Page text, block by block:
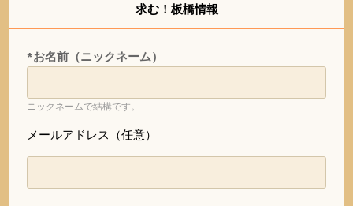
求む！板橋情報
*お名前（ニックネーム）
ニックネームで結構です。
メールアドレス（任意）